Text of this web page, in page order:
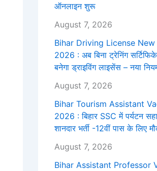
ऑनलाइन शुरू
August 7, 2026
Bihar Driving License New
2026 : अब बिना ट्रेनिंग
बनेगा ड्राइविंग लाइसेंस – नया
August 7, 2026
Bihar Tourism Assistant
2026 : बिहार SSC में पर्यटन
शानदार भर्ती -12वीं पास के लिए
August 7, 2026
Bihar Assistant Professor